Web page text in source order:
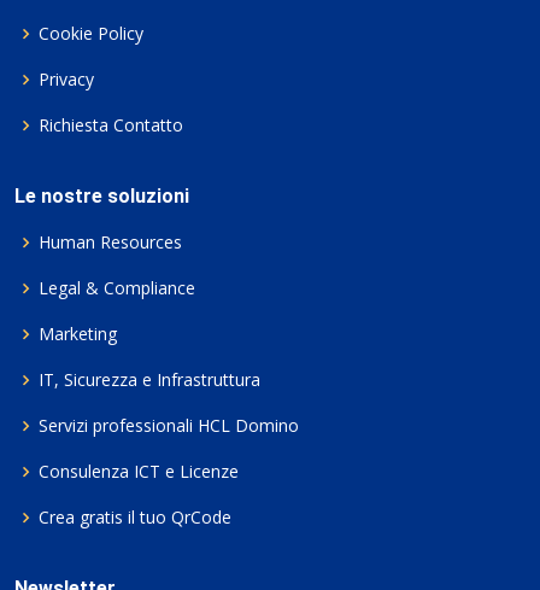
Cookie Policy
Privacy
Richiesta Contatto
Le nostre soluzioni
Human Resources
Legal & Compliance
Marketing
IT, Sicurezza e Infrastruttura
Servizi professionali HCL Domino
Consulenza ICT e Licenze
Crea gratis il tuo QrCode